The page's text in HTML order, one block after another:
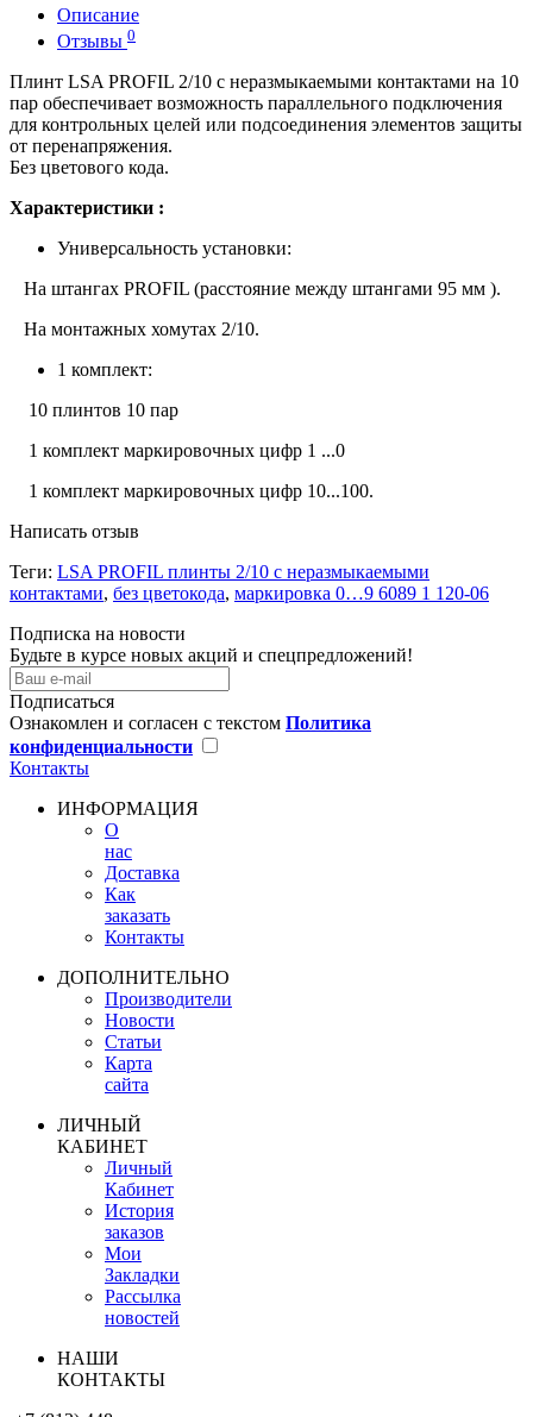
Описание
Отзывы 0
Плинт LSA PROFIL 2/10 с неразмыкаемыми контактами на 10
пар обеспечивает возможность параллельного подключения
для контрольных целей или подсоединения элементов защиты
от перенапряжения.
Без цветового кода.
Характеристики :
Универсальность установки:
На штангах PROFIL (расстояние между штангами 95 мм ).
На монтажных хомутах 2/10.
1 комплект:
10 плинтов 10 пар
1 комплект маркировочных цифр 1 ...0
1 комплект маркировочных цифр 10...100.
Написать отзыв
Теги: LSA PROFIL плинты 2/10 с неразмыкаемыми
контактами, без цветокода, маркировка 0…9 6089 1 120-06
Подписка на новости
Будьте в курсе новых акций и спецпредложений!
Подписаться
Ознакомлен и согласен с текстом Политика
конфиденциальности
Контакты
ИНФОРМАЦИЯ
О
нас
Доставка
Как
заказать
Контакты
ДОПОЛНИТЕЛЬНО
Производители
Новости
Статьи
Карта
сайта
ЛИЧНЫЙ
КАБИНЕТ
Личный
Кабинет
История
заказов
Мои
Закладки
Рассылка
новостей
НАШИ
КОНТАКТЫ